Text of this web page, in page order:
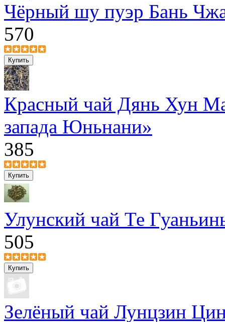
Чёрный шу пуэр Бань
570
Красный чай Дянь Хун
запада Юньнани»
385
Улунский чай Те
505
Зелёный чай Лунцзин